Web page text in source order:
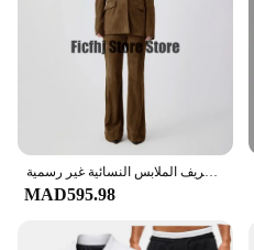
سيدة بانت السراويل مجموعات المرأة 2 قطعة الزي مجموعة قطعتين أنيقة امرأة الجلد المدبوغ المرأة بنطلون دعوى الخريف الملابس النسائية غير رسمية
MAD595.98